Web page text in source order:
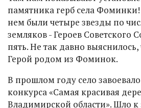
памятника герб села
нем были четыре звезды по
земляков - Героев Советского
пять. Не так давно
Герой родом из Фоминок.
В прошлом году село
конкурса «Самая красивая
Владимирской области». Шло к